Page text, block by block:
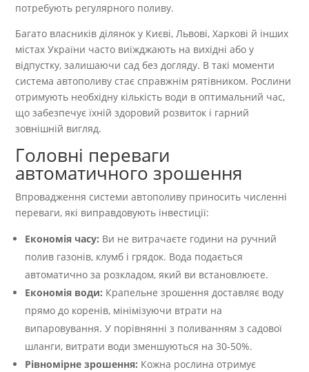
потребують регулярного поливу.
Багато власників ділянок у Києві, Львові, Харкові й інших
містах України часто виїжджають на вихідні або у
відпустку, залишаючи сад без догляду. В такі моменти
система автополиву стає справжнім рятівником. Рослини
отримують необхідну кількість води в оптимальний час,
що забезпечує їхній здоровий розвиток і гарний
зовнішній вигляд.
Головні переваги
автоматичного зрошення
Впровадження системи автополиву приносить численні
переваги, які виправдовують інвестиції:
Економія часу: Ви не витрачаєте години на ручний
полив газонів, клумб і грядок. Вода подається
автоматично за розкладом, який ви встановлюєте.
Економія води: Крапельне зрошення доставляє воду
прямо до коренів, мінімізуючи втрати на
випаровування. У порівнянні з поливанням з садової
шланги, витрати води зменшуються на 30-50%.
Рівномірне зрошення: Кожна рослина отримує